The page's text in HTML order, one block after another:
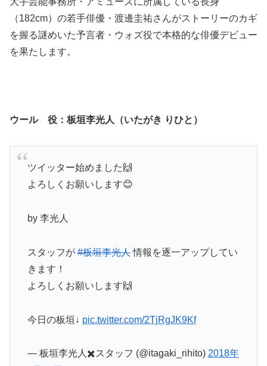
（182cm）の若手俳優・渡邊圭祐さんがストーリーのカギ
を握る謎めいた予言者・ウォズ役で本格的な俳優デビュー
を果たします。
ウール 役：板垣李光人（いたがき りひと）
ツイッター始めました🙌
よろしくお願いします😊
by 李光人
スタッフが#板垣李光人情報を逐一アップしてい
きます！
よろしくお願いします🙌
今日の板垣↓ pic.twitter.com/2TjRgJK9Kf
— 板垣李光人✖️スタッフ (@itagaki_rihito) 2018年